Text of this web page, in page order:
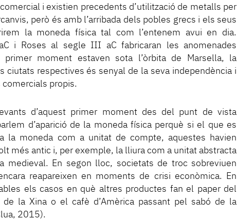
i existien precedents d’utilització de metalls per
però és amb l’arribada dels pobles grecs i els seus
la moneda física tal com l’entenem avui en dia.
i Roses al segle III aC fabricaran les anomenades
moment estaven sota l’òrbita de Marsella, la
ciutats respectives és senyal de la seva independència i
propis.
d’aquest primer moment des del punt de vista
d’aparició de la moneda física perquè si el que es
la moneda com a unitat de compte, aquestes havien
més antic i, per exemple, la lliura com a unitat abstracta
medieval. En segon lloc, societats de troc sobreviuen
reapareixen en moments de crisi econòmica. En
els casos en què altres productes fan el paper del
la Xina o el cafè d’Amèrica passant pel sabó de la
2015).